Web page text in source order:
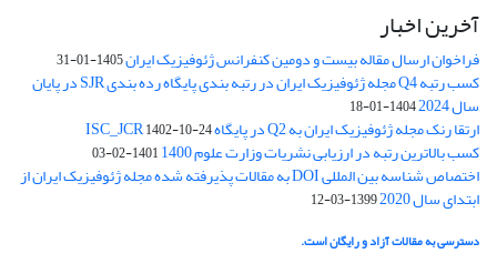
آخرین اخبار
فراخوان ارسال مقاله بیست و دومین کنفرانس ژئوفیزیک ایران1405-01-31
کسب رتبه Q4 مجله ژئوفیزیک ایران در رتبه بندی پایگاه رده بندی SJR در پایان
سال 2024 1404-01-18
ارتقا رنک مجله ژئوفیزیک ایران به Q2 در پایگاه ISC_JCR 1402-10-24
کسب بالاترین رتبه در ارزیابی نشریات وزارت علوم 1400 1401-02-03
اختصاص شناسه بین المللی DOI به مقالات پذیرفته شده مجله ژئوفیزیک ایران از
ابتدای سال 2020 1399-03-12
دسترسی به مقالات آزاد و رایگان است.